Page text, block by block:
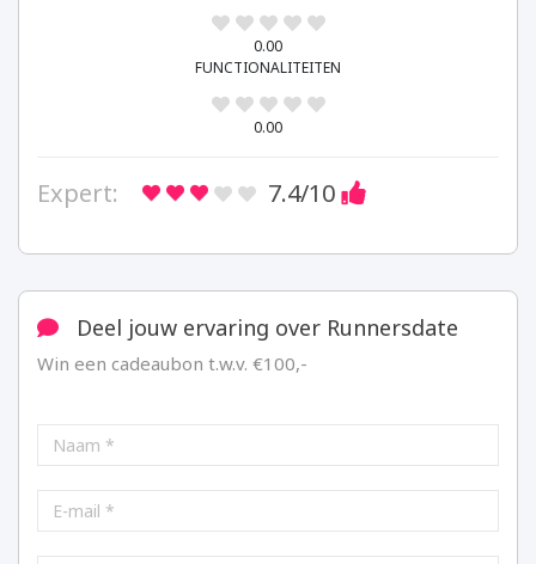
0.00
FUNCTIONALITEITEN
0.00
Expert: 7.4/10
Deel jouw ervaring over Runnersdate
Win een cadeaubon t.w.v. €100,-